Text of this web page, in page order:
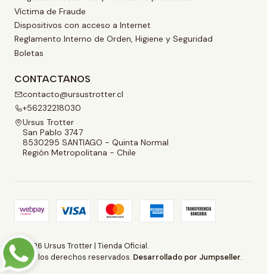
Víctima de Fraude
Dispositivos con acceso a Internet
Reglamento Interno de Orden, Higiene y Seguridad
Boletas
CONTACTANOS
contacto@ursustrotter.cl
+56232218030
Ursus Trotter
San Pablo 3747
8530295 SANTIAGO - Quinta Normal
Región Metropolitana - Chile
2026 Ursus Trotter | Tienda Oficial.
Todos los derechos reservados. Desarrollado por Jumpseller.